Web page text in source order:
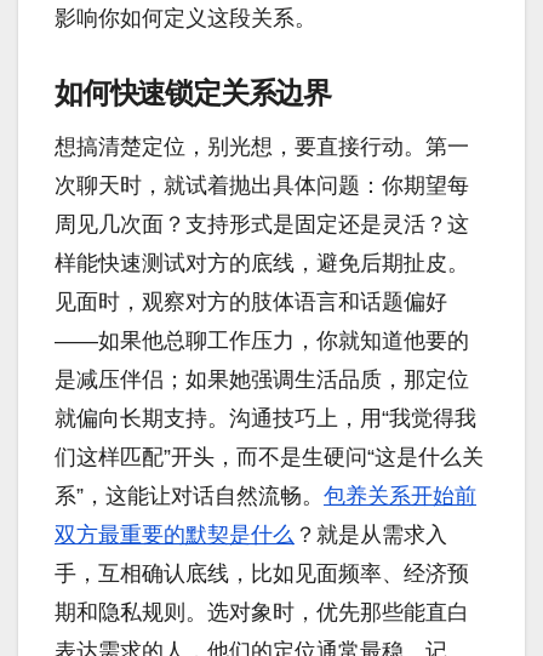
影响你如何定义这段关系。
如何快速锁定关系边界
想搞清楚定位，别光想，要直接行动。第一
次聊天时，就试着抛出具体问题：你期望每
周见几次面？支持形式是固定还是灵活？这
样能快速测试对方的底线，避免后期扯皮。
见面时，观察对方的肢体语言和话题偏好
——如果他总聊工作压力，你就知道他要的
是减压伴侣；如果她强调生活品质，那定位
就偏向长期支持。沟通技巧上，用“我觉得我
们这样匹配”开头，而不是生硬问“这是什么关
系”，这能让对话自然流畅。 包养关系开始前
双方最重要的默契是什么 ？就是从需求入
手，互相确认底线，比如见面频率、经济预
期和隐私规则。选对象时，优先那些能直白
表达需求的人，他们的定位通常最稳。记